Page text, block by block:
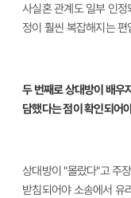
사실혼 관계도 일부 인정
정이 훨씬 복잡해지는 편
두 번째로 상대방이 배우
담했다는 점이 확인되어
상대방이 "몰랐다"고 주
받침되어야 소송에서 유